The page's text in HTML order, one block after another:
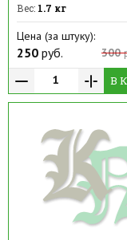
Вес: 1.7 кг
Цена (за штуку):
250 руб. 300
В